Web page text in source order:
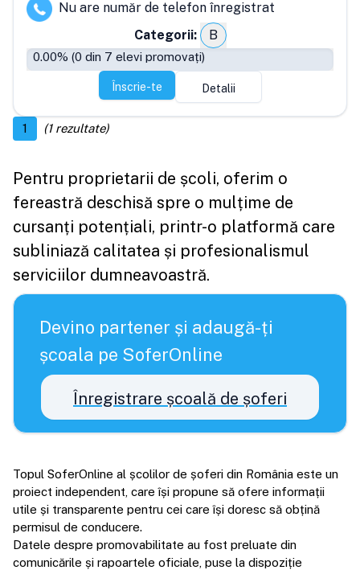
Nu are număr de telefon înregistrat
Categorii:
B
0.00% (0 din 7 elevi promovați)
Înscrie-te Detalii
1 (1rezultate)
Pentru proprietarii de școli, oferim o
fereastră deschisă spre o mulțime de
cursanți potențiali, printr-o platformă care
subliniază calitatea și profesionalismul
serviciilor dumneavoastră.
Devino partener și adaugă-ți
școala pe SoferOnline
Înregistrare școală de șoferi
Topul SoferOnline al școlilor de șoferi din România este un
proiect independent, care își propune să ofere informații
utile și transparente pentru cei care își doresc să obțină
permisul de conducere.
Datele despre promovabilitate au fost preluate din
comunicările și rapoartele oficiale, puse la dispoziție